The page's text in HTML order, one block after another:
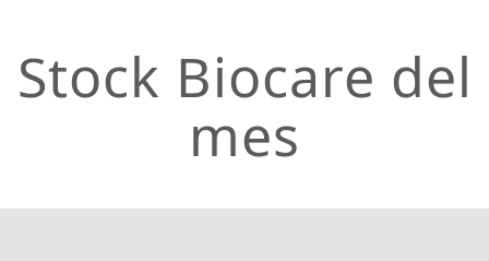
Stock Biocare del
mes